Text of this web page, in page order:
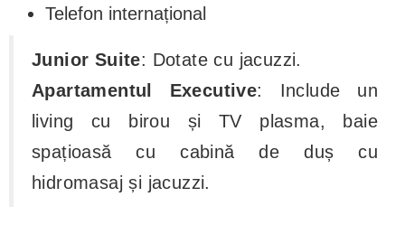
Telefon internațional
Junior Suite: Dotate cu jacuzzi.
Apartamentul Executive: Include un
living cu birou și TV plasma, baie
spațioasă cu cabină de duș cu
hidromasaj și jacuzzi.